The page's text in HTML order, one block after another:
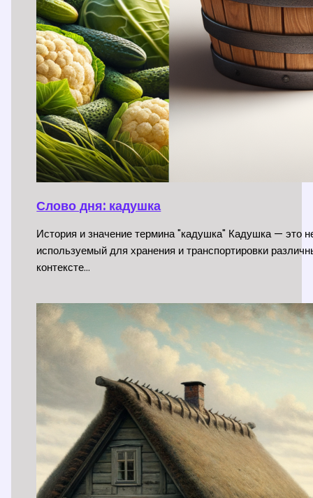
Слово дня: кадушка
История и значение термина "кадушка" Кадушка — это
используемый для хранения и транспортировки
контексте…